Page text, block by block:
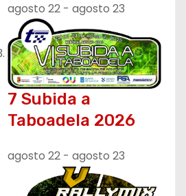
agosto 22 - agosto 23
7 Subida a
Taboadela 2026
agosto 22 - agosto 23